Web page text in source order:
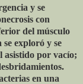
y se
con
del músculo
exploró y se
asistido por vacío;
en una